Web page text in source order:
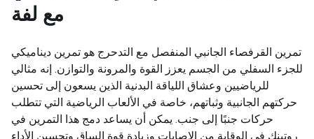
مع لفة
تمرين القرفصاء الجانبي المنفصل مع التدحرج هو تمرين ديناميكي
للجزء السفلي من الجسم يعزز القوة والمرونة والتوازن. إنه مثالي
للرياضيين وعشاق اللياقة البدنية الذين يسعون إلى تحسين
حركتهم الجانبية وثباتهم، خاصة في الألعاب الرياضية التي تتطلب
حركات جنبًا إلى جنب. يمكن أن يساعد دمج هذا التمرين في
روتينك في الوقاية من الإصابات وزيادة قوة الساق وتحسين الأداء